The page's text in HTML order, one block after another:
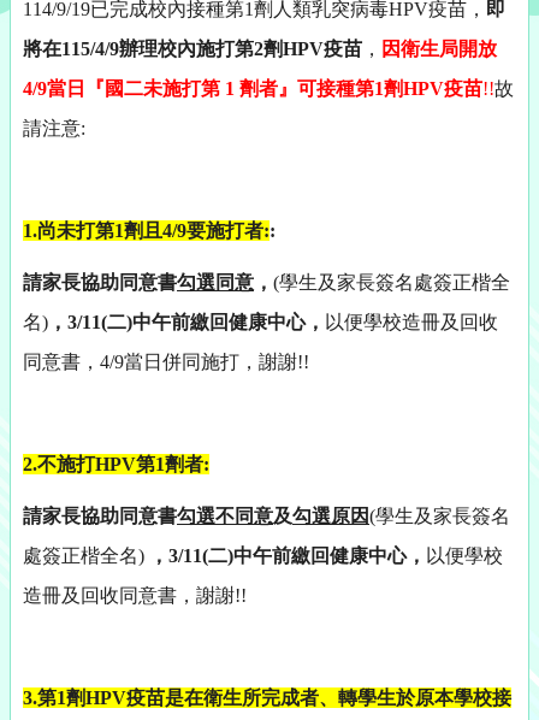
114/9/19已完成校內接種第1劑人類乳突病毒HPV疫苗， 即
將在115/4/9辦理校內施打第2劑HPV疫苗 ， 因衛生局開放
4/9當日『國二未施打第 1 劑者』可接種第1劑HPV疫苗!!故
請注意:
1.尚未打第1劑且 4/9要施打者::
請家長協助同意書勾選同意 ， (學生及家長簽名處簽正楷全
名) ， 3/11(二)中午前繳回健康中心， 以便學校造冊及回收
同意書， 4/9當日併同施打，謝謝!!
2.不施打HPV第1劑者:
請家長協助同意書勾選不同意及勾選原因(學生及家長簽名
處簽正楷全名) ， 3/11(二)中午前繳回健康中心， 以便學校
造冊及回收同意書，謝謝!!
3.第1劑HPV疫苗是在衛生所完成者、轉學生於原本學校接